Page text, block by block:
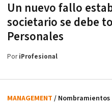
Un nuevo fallo
societario se debe
Personales
PoriProfesional
MANAGEMENT / Nombramientos